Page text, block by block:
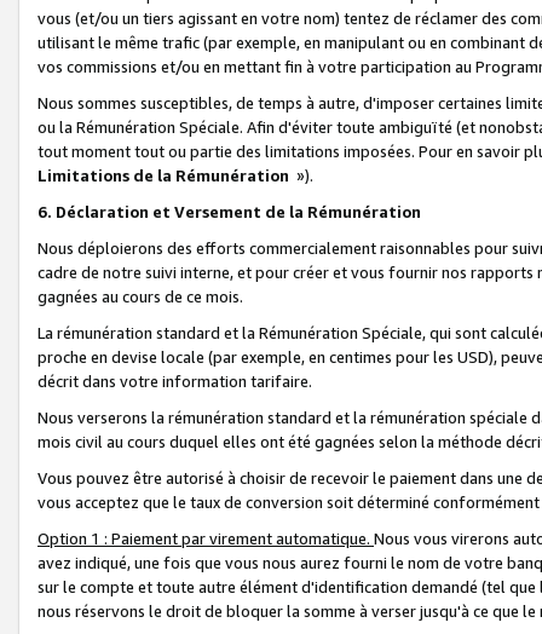
vous (et/ou un tiers agissant en votre nom) tentez de réclamer des
utilisant le même trafic (par exemple, en manipulant ou en combinant
vos commissions et/ou en mettant fin à votre participation au
Nous sommes susceptibles, de temps à autre, d'imposer certaines
ou la Rémunération Spéciale. Afin d'éviter toute ambiguïté (et
tout moment tout ou partie des limitations imposées. Pour en savoir
Limitations de la Rémunération »).
6. Déclaration et Versement de la Rémunération
Nous déploierons des efforts commercialement raisonnables pour
cadre de notre suivi interne, et pour créer et vous fournir nos
gagnées au cours de ce mois.
La rémunération standard et la Rémunération Spéciale, qui sont
proche en devise locale (par exemple, en centimes pour les USD),
décrit dans votre information tarifaire.
Nous verserons la rémunération standard et la rémunération spéciale
mois civil au cours duquel elles ont été gagnées selon la méthode
Vous pouvez être autorisé à choisir de recevoir le paiement dans une
vous acceptez que le taux de conversion soit déterminé
Option 1 : Paiement par virement automatique. Nous vous virerons
avez indiqué, une fois que vous nous aurez fourni le nom de votre
sur le compte et toute autre élément d'identification demandé (tel que
nous réservons le droit de bloquer la somme à verser jusqu'à ce que